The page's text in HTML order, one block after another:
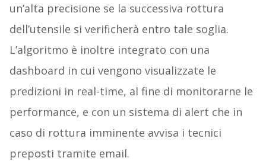
un’alta precisione se la successiva rottura
dell’utensile si verificherà entro tale soglia.
L’algoritmo è inoltre integrato con una
dashboard in cui vengono visualizzate le
predizioni in real-time, al fine di monitorarne le
performance, e con un sistema di alert che in
caso di rottura imminente avvisa i tecnici
preposti tramite email.